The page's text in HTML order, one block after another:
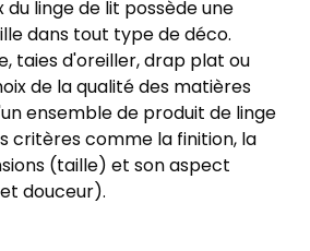
du linge de lit possède une
dans tout type de déco.
taies d'oreiller, drap plat ou
de la qualité des matières
ensemble de produit de linge
critères comme la finition, la
(taille) et son aspect
douceur).